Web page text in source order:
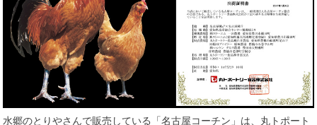
水郷のとりやさんで販売している「名古屋コーチン」は、丸トポート